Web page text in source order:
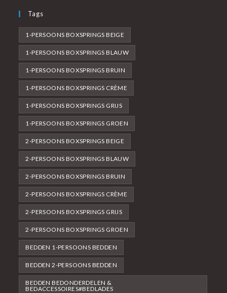
Tags
1-PERSOONS BOXSPRINGS BEIGE
1-PERSOONS BOXSPRINGS BLAUW
1-PERSOONS BOXSPRINGS BRUIN
1-PERSOONS BOXSPRINGS CRÈME
1-PERSOONS BOXSPRINGS GRIJS
1-PERSOONS BOXSPRINGS GROEN
2-PERSOONS BOXSPRINGS BEIGE
2-PERSOONS BOXSPRINGS BLAUW
2-PERSOONS BOXSPRINGS BRUIN
2-PERSOONS BOXSPRINGS CRÈME
2-PERSOONS BOXSPRINGS GRIJS
2-PERSOONS BOXSPRINGS GROEN
BEDDEN 1-PERSOONS BEDDEN
BEDDEN 2-PERSOONS BEDDEN
BEDDEN BEDONDERDELEN &
BEDACCESSOIRES#BEDLADES